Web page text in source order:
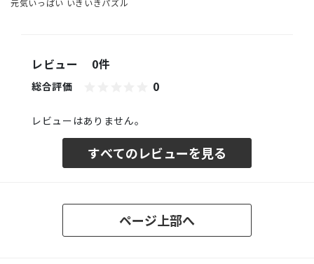
レビュー 0件
総合評価 0
レビューはありません。
すべてのレビューを見る
ページ上部へ